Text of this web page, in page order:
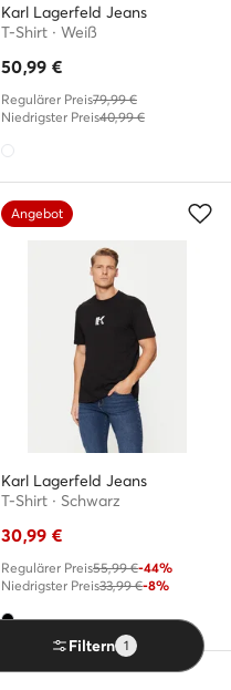
Filtern 1
Karl Lagerfeld Jeans
T-Shirt · Weiß
50,99 €
Regulärer Preis79,99 €
Niedrigster Preis40,99 €
Angebot
Karl Lagerfeld Jeans
T-Shirt · Schwarz
30,99 €
Regulärer Preis55,99 €-44%
Niedrigster Preis33,99 €-8%